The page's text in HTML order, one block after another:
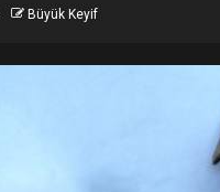
Büyük Keyif